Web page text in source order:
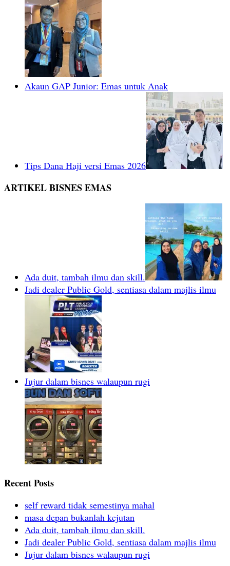
Akaun GAP Junior: Emas untuk Anak
Tips Dana Haji versi Emas 2026
ARTIKEL BISNES EMAS
Ada duit, tambah ilmu dan skill.
Jadi dealer Public Gold, sentiasa dalam majlis ilmu
Jujur dalam bisnes walaupun rugi
Recent Posts
self reward tidak semestinya mahal
masa depan bukanlah kejutan
Ada duit, tambah ilmu dan skill.
Jadi dealer Public Gold, sentiasa dalam majlis ilmu
Jujur dalam bisnes walaupun rugi